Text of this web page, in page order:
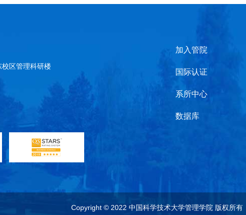
区管理科研楼
加入管院
国际认证
系所中心
数据库
Copyright © 2022 中国科学技术大学管理学院 版权